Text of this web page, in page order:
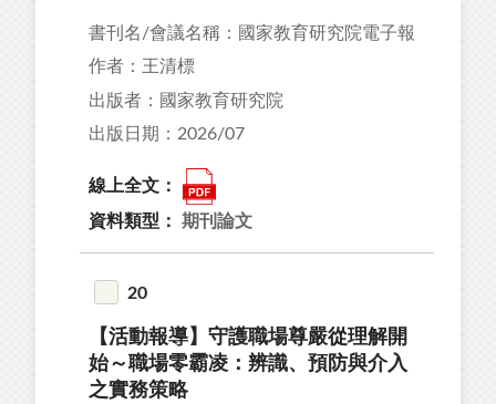
書刊名/會議名稱：國家教育研究院電子報
作者：王清標
出版者：國家教育研究院
出版日期：2026/07
線上全文：
資料類型： 期刊論文
20
【活動報導】守護職場尊嚴從理解開
始～職場零霸凌：辨識、預防與介入
之實務策略